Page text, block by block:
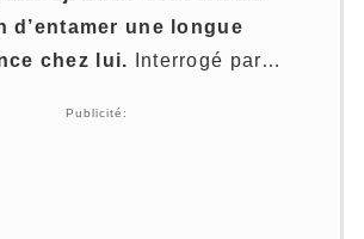
d’entamer une longue
chez lui. Interrogé par…
Publicité: